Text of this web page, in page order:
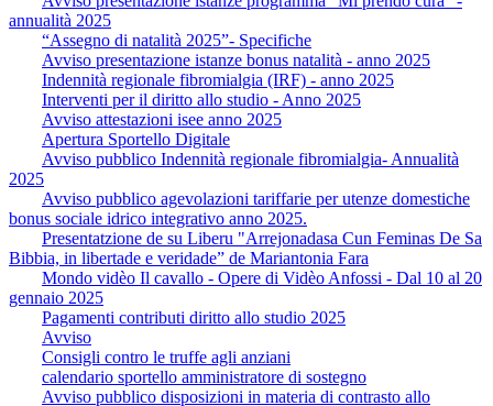
annualità 2025
“Assegno di natalità 2025”- Specifiche
Avviso presentazione istanze bonus natalità - anno 2025
Indennità regionale fibromialgia (IRF) - anno 2025
Interventi per il diritto allo studio - Anno 2025
Avviso attestazioni isee anno 2025
Apertura Sportello Digitale
Avviso pubblico Indennità regionale fibromialgia- Annualità
2025
Avviso pubblico agevolazioni tariffarie per utenze domestiche
bonus sociale idrico integrativo anno 2025.
Presentatzione de su Liberu "Arrejonadasa Cun Feminas De Sa
Bibbia, in libertade e veridade” de Mariantonia Fara
Mondo vidèo Il cavallo - Opere di Vidèo Anfossi - Dal 10 al 20
gennaio 2025
Pagamenti contributi diritto allo studio 2025
Avviso
Consigli contro le truffe agli anziani
calendario sportello amministratore di sostegno
Avviso pubblico disposizioni in materia di contrasto allo